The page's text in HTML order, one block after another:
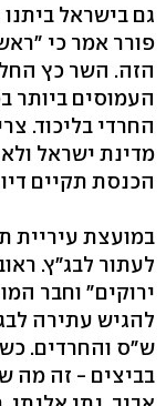
גם בישראל
פורר אמר כי
הזה. השר כץ
העמוסים ביותר
החרדי בליכוד.
מדינת ישראל
הכנסת תקיים
במועצת עיריית
לעתור לבג"ץ.
ירוקים" וחבר
להגיש עתירה
ש"ס והחרדים.
בביצים - זה מה